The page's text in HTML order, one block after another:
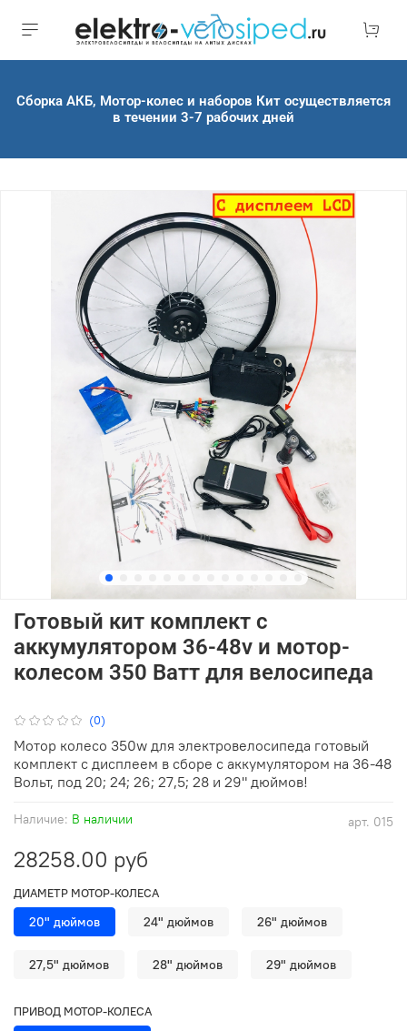
Сборка АКБ, Мотор-колес и наборов Кит осуществляется
в течении 3-7 рабочих дней
(0)
арт. 015
Наличие: В наличии
Готовый кит комплект с
аккумулятором 36-48v и мотор-
колесом 350 Ватт для велосипеда
28258.00 руб
ДИАМЕТР МОТОР-КОЛЕСА
20" дюймов 24" дюймов 26" дюймов
27,5" дюймов 28" дюймов 29" дюймов
ПРИВОД МОТОР-КОЛЕСА
Мотор колесо 350w для электровелосипеда готовый
комплект с дисплеем в сборе с аккумулятором на 36-48
Вольт, под 20; 24; 26; 27,5; 28 и 29" дюймов!